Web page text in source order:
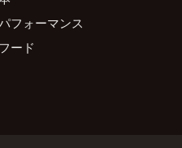
フォーマンス
フード